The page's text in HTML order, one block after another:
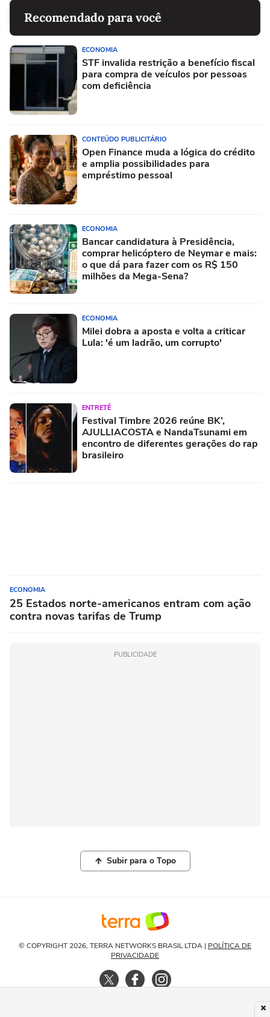
Recomendado para você
ECONOMIA
STF invalida restrição a benefício fiscal
para compra de veículos por pessoas
com deficiência
CONTEÚDO PUBLICITÁRIO
Open Finance muda a lógica do crédito
e amplia possibilidades para
empréstimo pessoal
ECONOMIA
Bancar candidatura à Presidência,
comprar helicóptero de Neymar e mais:
o que dá para fazer com os R$ 150
milhões da Mega-Sena?
ECONOMIA
Milei dobra a aposta e volta a criticar
Lula: 'é um ladrão, um corrupto'
ENTRETÊ
Festival Timbre 2026 reúne BK’,
AJULLIACOSTA e NandaTsunami em
encontro de diferentes gerações do rap
brasileiro
ECONOMIA
25 Estados norte-americanos entram com ação
contra novas tarifas de Trump
PUBLICIDADE
Subir para o Topo
© COPYRIGHT 2026, TERRA NETWORKS BRASIL LTDA | POLÍTICA DE
PRIVACIDADE